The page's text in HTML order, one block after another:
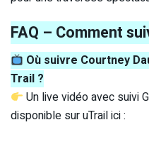
FAQ – Comment
Où suivre Courtney
Trail ?
Un live vidéo avec suivi
disponible sur uTrail ici :